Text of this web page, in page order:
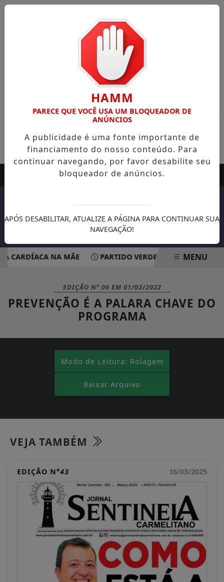
CARDÍACA NA MÃE PARTIDO VERDE OFICIALIZA APOIO
MENU
EDIÇÃO N° 06 EM 01/02/2022
PREVENÇÃO É A PALARA CHAVE DO
PROGRAMA
Modo de Leitura: Rolagem
Baixar Arquivo
VEJA TAMBÉM
EDIÇÃO N°43 16/03/2025
HAMM
PARECE QUE VOCÊ USA UM BLOQUEADOR DE
ANÚNCIOS
A publicidade é uma fonte importante de
financiamento do nosso conteúdo. Para
continuar navegando, por favor desabilite seu
bloqueador de anúncios.
APÓS DESABILITAR, ATUALIZE A PÁGINA PARA CONTINUAR SUA
NAVEGAÇÃO!